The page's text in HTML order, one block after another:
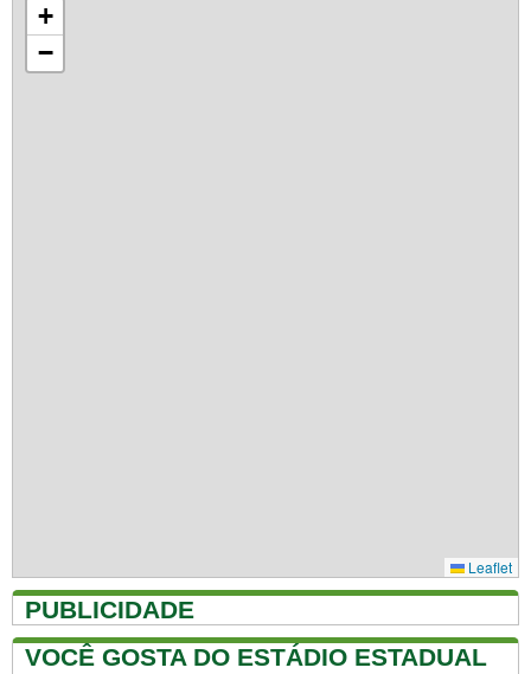
+
−
Leaflet
PUBLICIDADE
VOCÊ GOSTA DO ESTÁDIO ESTADUAL